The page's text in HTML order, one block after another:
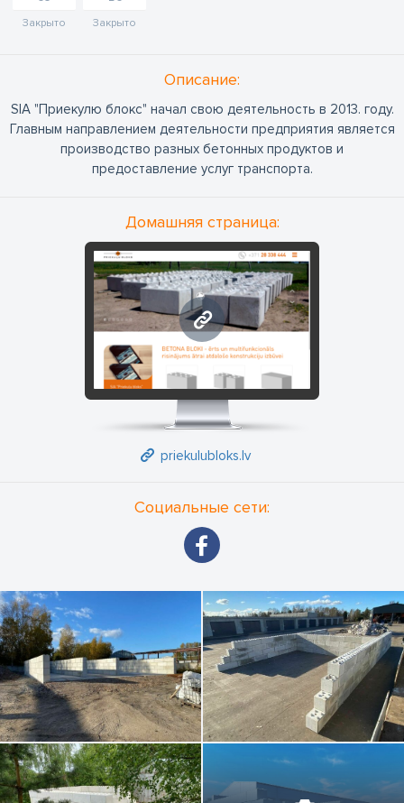
Закрыто Закрыто
Oписание:
SIA "Приекулю блокс" начал свою деятельность в 2013. году.
Главным направлением деятельности предприятия является
производство разных бетонных продуктов и
предоставление услуг транспорта.
Домашняя страница:
priekulubloks.lv
priekulubloks.lv
Социальные сети: